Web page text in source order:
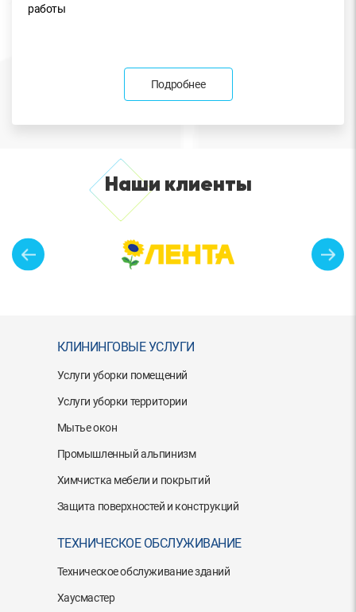
работы
Подробнее
Наши клиенты
КЛИНИНГОВЫЕ УСЛУГИ
Услуги уборки помещений
Услуги уборки территории
Мытье окон
Промышленный альпинизм
Химчистка мебели и покрытий
Защита поверхностей и конструкций
ТЕХНИЧЕСКОЕ ОБСЛУЖИВАНИЕ
Техническое обслуживание зданий
Хаусмастер